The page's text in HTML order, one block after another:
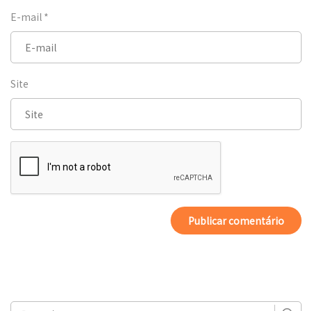
E-mail *
Site